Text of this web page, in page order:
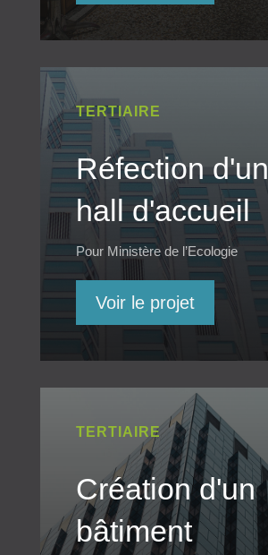
TERTIAIRE
Réfection d'un
hall d'accueil
Pour Ministère de l’Ecologie
Voir le projet
TERTIAIRE
Création d'un
bâtiment